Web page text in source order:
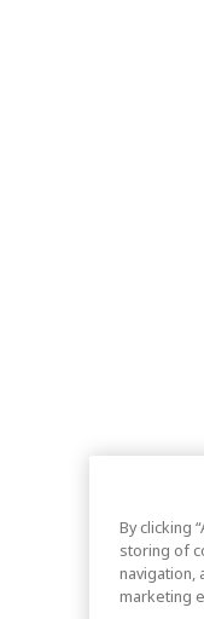
By clicking
storing of
navigation,
marketing